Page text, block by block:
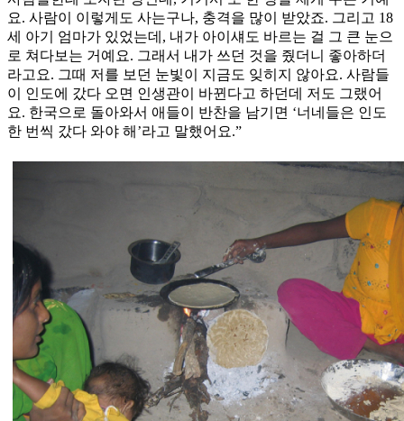
요. 사람이 이렇게도 사는구나, 충격을 많이 받았죠. 그리고 18
세 아기 엄마가 있었는데, 내가 아이섀도 바르는 걸 그 큰 눈으
로 쳐다보는 거예요. 그래서 내가 쓰던 것을 줬더니 좋아하더
라고요. 그때 저를 보던 눈빛이 지금도 잊히지 않아요. 사람들
이 인도에 갔다 오면 인생관이 바뀐다고 하던데 저도 그랬어
요. 한국으로 돌아와서 애들이 반찬을 남기면 ‘너네들은 인도
한 번씩 갔다 와야 해’라고 말했어요.”